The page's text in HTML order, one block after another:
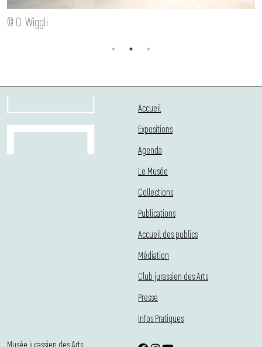
© O. Wiggli
Accueil
Expositions
Agenda
Le Musée
Collections
Publications
Accueil des publics
Médiation
Club jurassien des Arts
Presse
Infos Pratiques
Musée jurassien des Arts